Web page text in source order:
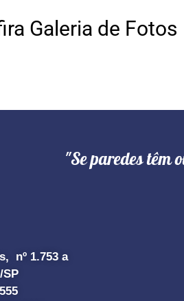
Galeria de Fotos
"Se paredes têm
nº 1.753 a
SP